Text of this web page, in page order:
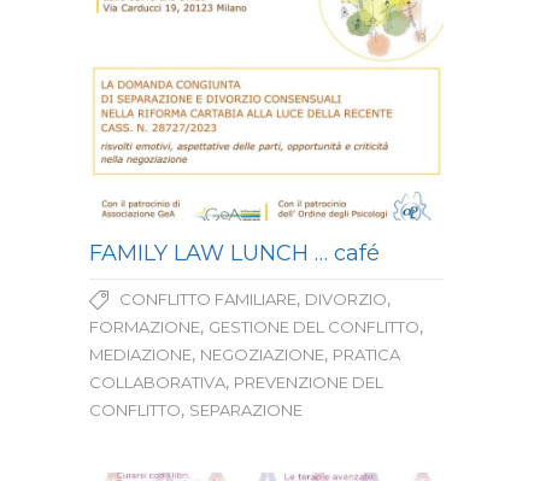
FAMILY LAW LUNCH … café
CONFLITTO FAMILIARE, DIVORZIO,
FORMAZIONE, GESTIONE DEL CONFLITTO,
MEDIAZIONE, NEGOZIAZIONE, PRATICA
COLLABORATIVA, PREVENZIONE DEL
CONFLITTO, SEPARAZIONE